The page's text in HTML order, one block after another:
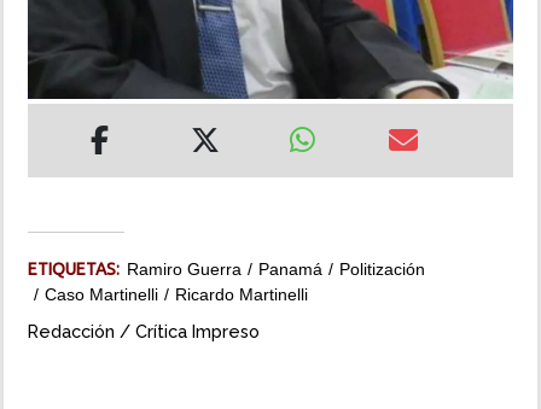
ETIQUETAS: Ramiro Guerra Panamá
Politización
Caso Martinelli
Ricardo Martinelli
Redacción / Crítica Impreso